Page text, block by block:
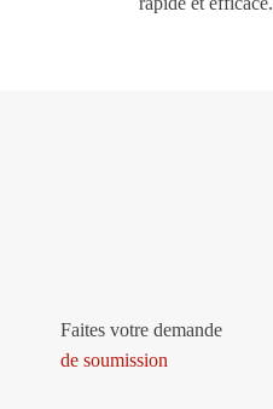
Faites votre demande
de soumission